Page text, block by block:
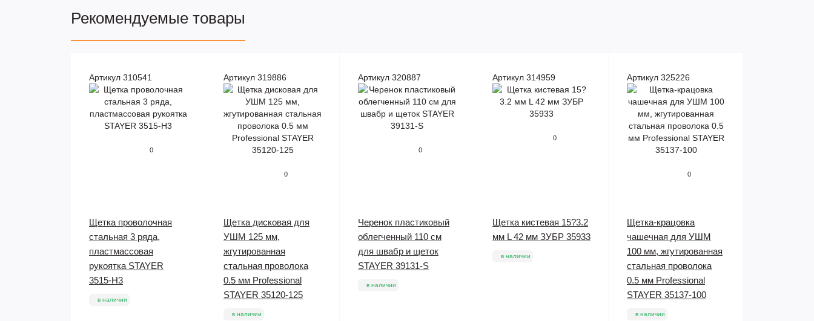
Рекомендуемые товары
Артикул 310541
0
Щетка проволочная
стальная 3 ряда,
пластмассовая
рукоятка STAYER
3515-H3
в наличии
Артикул 319886
0
Щетка дисковая для
УШМ 125 мм,
жгутированная
стальная проволока
0.5 мм Professional
STAYER 35120-125
в наличии
Артикул 320887
0
Черенок пластиковый
облегченный 110 см
для швабр и щеток
STAYER 39131-S
в наличии
Артикул 314959
0
Щетка кистевая 15?3.2
мм L 42 мм ЗУБР 35933
в наличии
Артикул 325226
0
Щетка-крацовка
чашечная для УШМ
100 мм, жгутированная
стальная проволока
0.5 мм Professional
STAYER 35137-100
в наличии